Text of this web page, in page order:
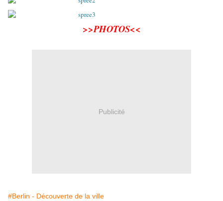
>>PHOTOS<<
Publicité
#Berlin - Découverte de la ville